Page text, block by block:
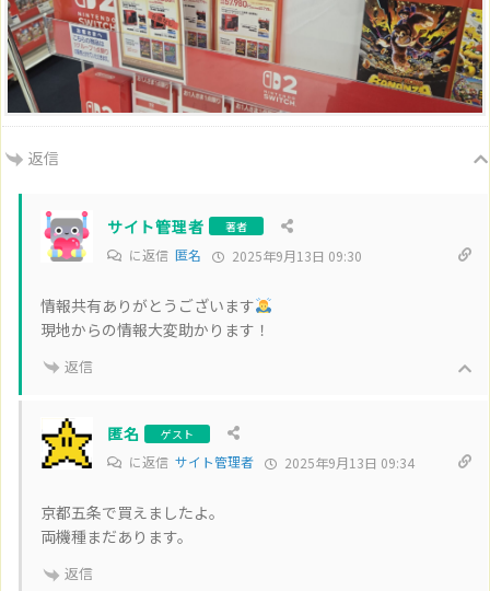
返信
サイト管理者 著者
に返信 匿名 2025年9月13日 09:30
情報共有ありがとうございます
現地からの情報大変助かります！
返信
匿名 ゲスト
に返信 サイト管理者 2025年9月13日 09:34
京都五条で買えましたよ。
両機種まだあります。
返信